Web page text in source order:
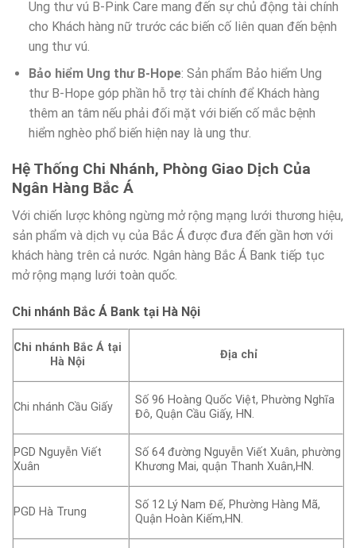
Ung thư vú B-Pink Care mang đến sự chủ động tài chính
cho Khách hàng nữ trước các biến cố liên quan đến bệnh
ung thư vú.
Bảo hiểm Ung thư B-Hope: Sản phẩm Bảo hiểm Ung
thư B-Hope góp phần hỗ trợ tài chính để Khách hàng
thêm an tâm nếu phải đối mặt với biến cố mắc bệnh
hiểm nghèo phổ biến hiện nay là ung thư.
Hệ Thống Chi Nhánh, Phòng Giao Dịch Của
Ngân Hàng Bắc Á
Với chiến lược không ngừng mở rộng mạng lưới thương hiệu,
sản phẩm và dịch vụ của Bắc Á được đưa đến gần hơn với
khách hàng trên cả nước. Ngân hàng Bắc Á Bank tiếp tục
mở rộng mạng lưới toàn quốc.
Chi nhánh Bắc Á Bank tại Hà Nội
Chi nhánh Bắc Á tại
Hà Nội
Địa chỉ
Chi nhánh Cầu Giấy
Số 96 Hoàng Quốc Việt, Phường Nghĩa
Đô, Quận Cầu Giấy, HN.
PGD Nguyễn Viết
Xuân
Số 64 đường Nguyễn Viết Xuân, phường
Khương Mai, quận Thanh Xuân,HN.
PGD Hà Trung
Số 12 Lý Nam Đế, Phường Hàng Mã,
Quận Hoàn Kiếm,HN.